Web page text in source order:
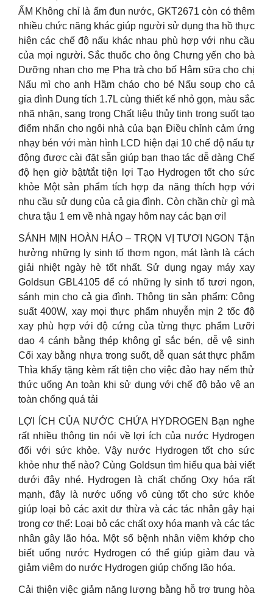
ẤM Không chỉ là ấm đun nước, GKT2671 còn có thêm
nhiều chức năng khác giúp người sử dụng tha hồ thực
hiện các chế độ nấu khác nhau phù hợp với nhu cầu
của mọi người. Sắc thuốc cho ông Chưng yến cho bà
Dưỡng nhan cho mẹ Pha trà cho bố Hâm sữa cho chị
Nấu mì cho anh Hầm cháo cho bé Nấu soup cho cả
gia đình Dung tích 1.7L cùng thiết kế nhỏ gọn, màu sắc
nhã nhặn, sang trọng Chất liệu thủy tinh trong suốt tạo
điểm nhấn cho ngôi nhà của bạn Điều chỉnh cảm ứng
nhạy bén với màn hình LCD hiện đại 10 chế độ nấu tự
động được cài đặt sẵn giúp bạn thao tác dễ dàng Chế
độ hẹn giờ bật/tắt tiện lợi Tạo Hydrogen tốt cho sức
khỏe Một sản phẩm tích hợp đa năng thích hợp với
nhu cầu sử dụng của cả gia đình. Còn chần chừ gì mà
chưa tậu 1 em về nhà ngay hôm nay các bạn ơi!
SÁNH MỊN HOÀN HẢO – TRỌN VỊ TƯƠI NGON Tận
hưởng những ly sinh tố thơm ngon, mát lành là cách
giải nhiệt ngày hè tốt nhất. Sử dụng ngay máy xay
Goldsun GBL4105 để có những ly sinh tố tươi ngon,
sánh mịn cho cả gia đình. Thông tin sản phẩm: Công
suất 400W, xay mọi thực phẩm nhuyễn mịn 2 tốc độ
xay phù hợp với độ cứng của từng thực phẩm Lưỡi
dao 4 cánh bằng thép không gỉ sắc bén, dễ vệ sinh
Cối xay bằng nhựa trong suốt, dễ quan sát thực phẩm
Thìa khấy tặng kèm rất tiện cho việc đảo hay nếm thử
thức uống An toàn khi sử dụng với chế độ bảo vệ an
toàn chống quá tải
LỢI ÍCH CỦA NƯỚC CHỨA HYDROGEN Bạn nghe
rất nhiều thông tin nói về lợi ích của nước Hydrogen
đối với sức khỏe. Vậy nước Hydrogen tốt cho sức
khỏe như thế nào? Cùng Goldsun tìm hiểu qua bài viết
dưới đây nhé. Hydrogen là chất chống Oxy hóa rất
mạnh, đây là nước uống vô cùng tốt cho sức khỏe
giúp loại bỏ các axit dư thừa và các tác nhân gây hại
trong cơ thể: Loại bỏ các chất oxy hóa mạnh và các tác
nhân gây lão hóa. Một số bệnh nhân viêm khớp cho
biết uống nước Hydrogen có thể giúp giảm đau và
giảm viêm do nước Hydrogen giúp chống lão hóa.
Cải thiện việc giảm năng lượng bằng hỗ trợ trung hòa